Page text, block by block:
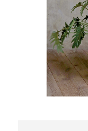
Stock status
在庫/商
Instagram